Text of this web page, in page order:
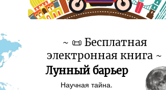
♥
~ 📜 Бесплатная
электронная книга ~
Лунный барьер
Научная тайна.